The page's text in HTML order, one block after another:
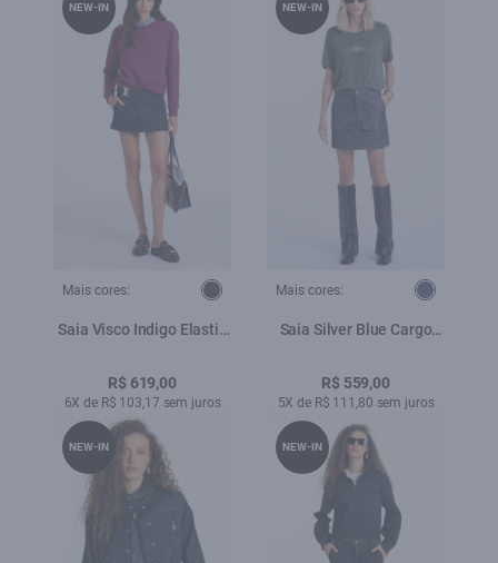
Mais cores:
Saia Visco Indigo Elastic
R$ 619,00
6X de R$ 103,17 sem juros
NEW-IN
Mais cores:
Saia Silver Blue Cargo
R$ 559,00
5X de R$ 111,80 sem juros
NEW-IN
NEW-IN NEW-IN